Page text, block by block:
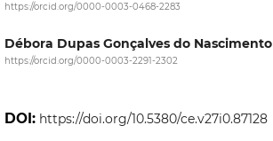
https://orcid.org/0000-0003-0468-2283
Débora Dupas Gonçalves do Nascimento
https://orcid.org/0000-0003-2291-2302
DOI: https://doi.org/10.5380/ce.v27i0.87128